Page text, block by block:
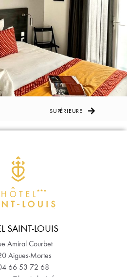
SUPÉRIEURE
SAINT-LOUIS
Amiral Courbet
Aigues-Mortes
66 53 72 68